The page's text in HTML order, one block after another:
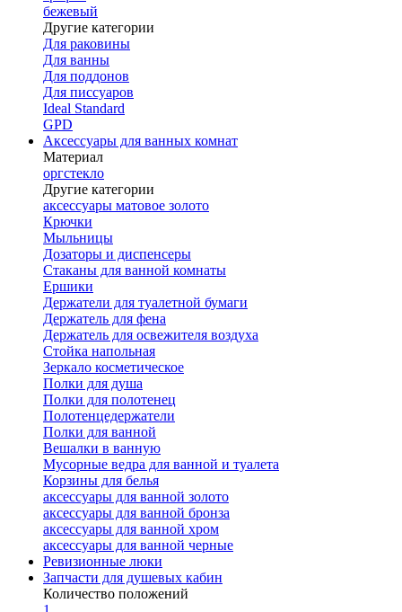
бежевый
Другие категории
Для раковины
Для ванны
Для поддонов
Для писсуаров
Ideal Standard
GPD
Аксессуары для ванных комнат
Материал
оргстекло
Другие категории
аксессуары матовое золото
Крючки
Мыльницы
Дозаторы и диспенсеры
Стаканы для ванной комнаты
Ершики
Держатели для туалетной бумаги
Держатель для фена
Держатель для освежителя воздуха
Стойка напольная
Зеркало косметическое
Полки для душа
Полки для полотенец
Полотенцедержатели
Полки для ванной
Вешалки в ванную
Мусорные ведра для ванной и туалета
Корзины для белья
аксессуары для ванной золото
аксессуары для ванной бронза
аксессуары для ванной хром
аксессуары для ванной черные
Ревизионные люки
Запчасти для душевых кабин
Количество положений